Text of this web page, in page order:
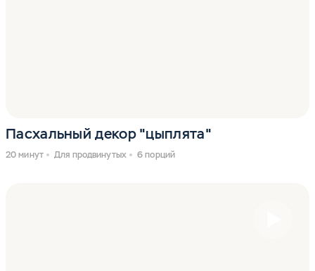
Пасхальный декор "цыплята"
20 минут Для продвинутых 6 порций